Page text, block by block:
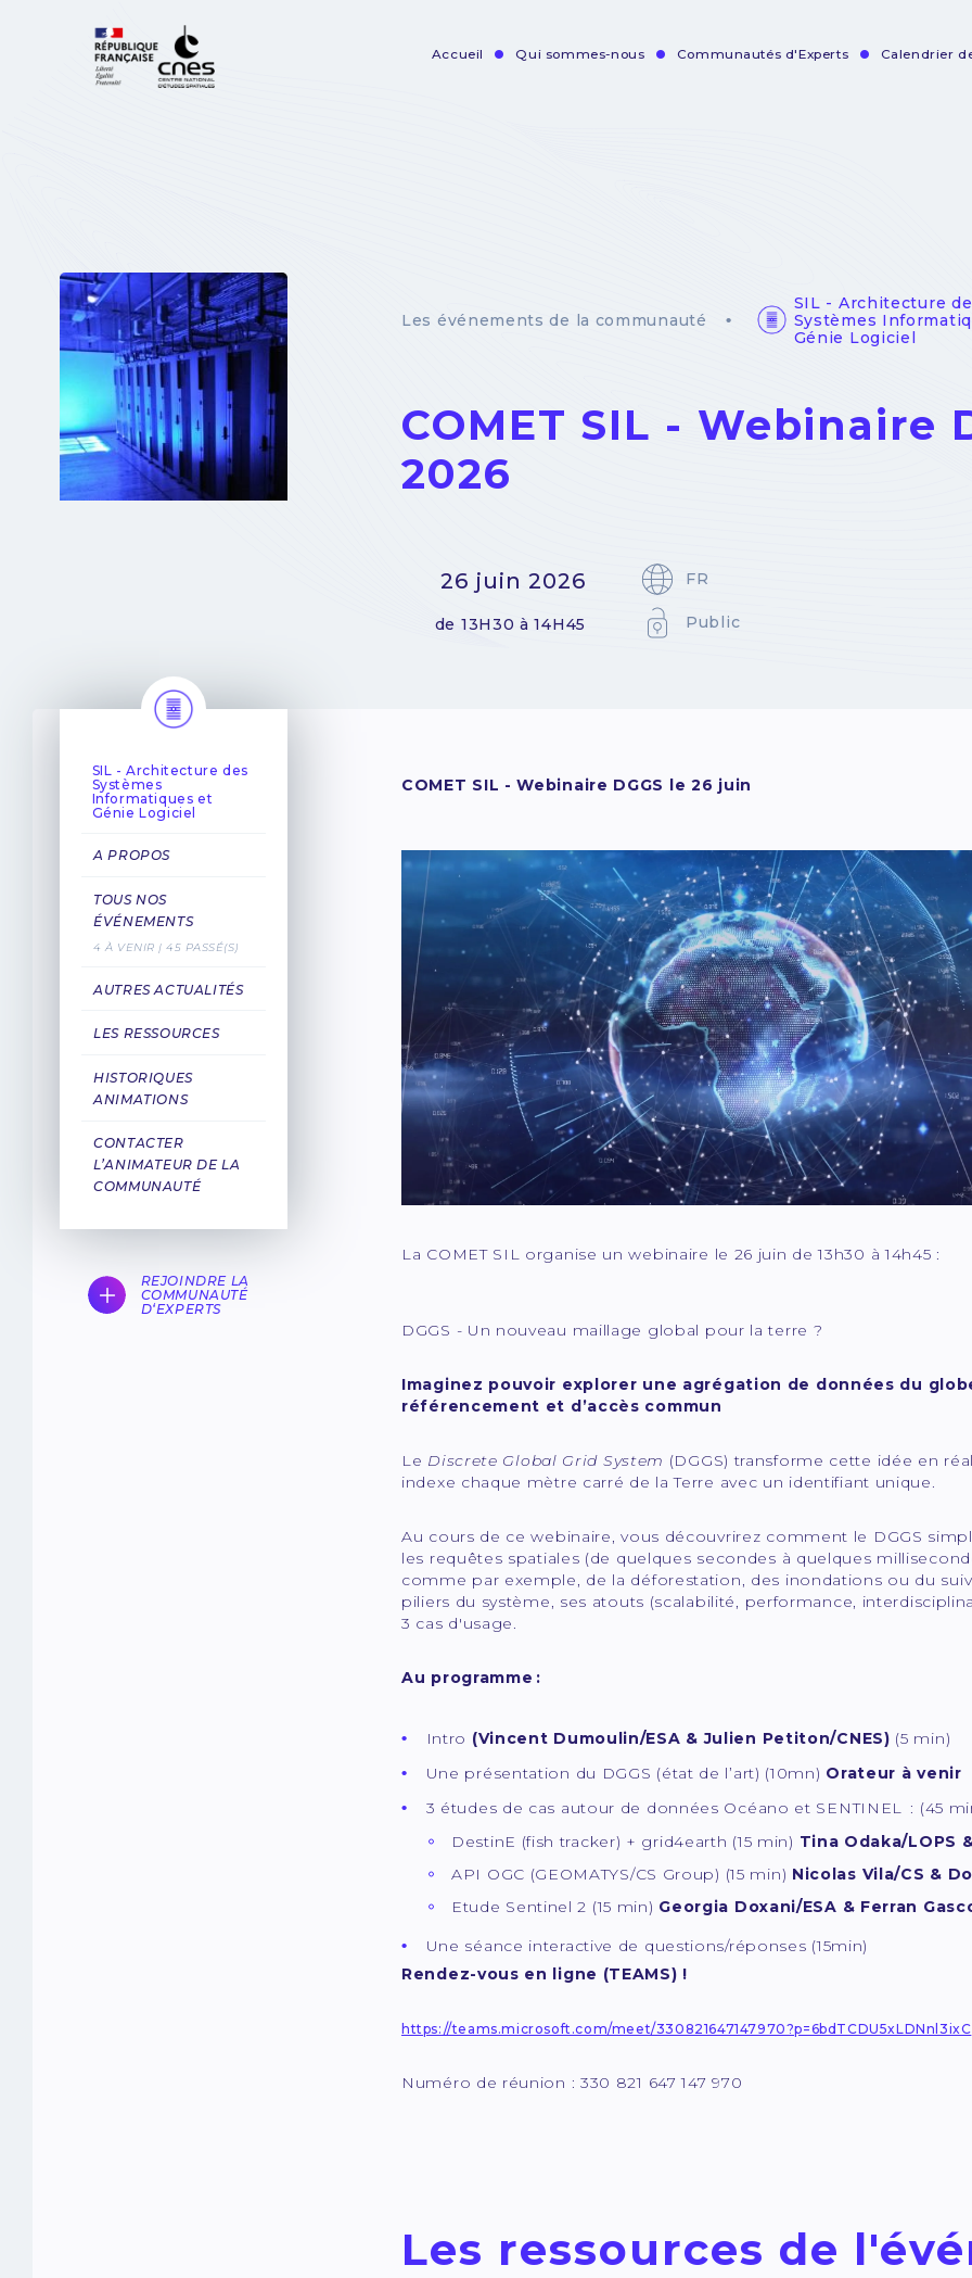
Accueil Qui sommes-nous Communautés d'Experts Calendrier
Les événements de la communauté
SIL - Architecture
Systèmes
Génie Logiciel
COMET SIL - Webinaire
2026
26 juin 2026
de 13H30 à 14H45
FR
Public
SIL - Architecture des
Systèmes
Informatiques et
Génie Logiciel
A PROPOS
TOUS NOS
ÉVÉNEMENTS
4 À VENIR | 45 PASSÉ(S)
AUTRES ACTUALITÉS
LES RESSOURCES
HISTORIQUES
ANIMATIONS
CONTACTER
L’ANIMATEUR DE LA
COMMUNAUTÉ
REJOINDRE LA
COMMUNAUTÉ
D‘EXPERTS
COMET SIL - Webinaire DGGS le 26 juin
La COMET SIL organise un webinaire le 26 juin de 13h30 à 14h45 :
DGGS - Un nouveau maillage global pour la terre ?
Imaginez pouvoir explorer une agrégation de données du
référencement et d’accès commun
Le Discrete Global Grid System (DGGS) transforme cette idée en
indexe chaque mètre carré de la Terre avec un identifiant unique.
Au cours de ce webinaire, vous découvrirez comment le DGGS
les requêtes spatiales (de quelques secondes à quelques
comme par exemple, de la déforestation, des inondations ou du
piliers du système, ses atouts (scalabilité, performance,
3 cas d'usage.
Au programme :
Intro (Vincent Dumoulin/ESA & Julien Petiton/CNES) (5 min)
Une présentation du DGGS (état de l’art) (10mn) Orateur à venir
3 études de cas autour de données Océano et SENTINEL : (45
DestinE (fish tracker) + grid4earth (15 min) Tina Odaka/LOPS
API OGC (GEOMATYS/CS Group) (15 min) Nicolas Vila/CS &
Etude Sentinel 2 (15 min) Georgia Doxani/ESA & Ferran
Une séance interactive de questions/réponses (15min)
Rendez-vous en ligne (TEAMS) !
https://teams.microsoft.com/meet/330821647147970?p=6bdTCDU5xLDNnl3ixC
Numéro de réunion : 330 821 647 147 970
Les ressources de